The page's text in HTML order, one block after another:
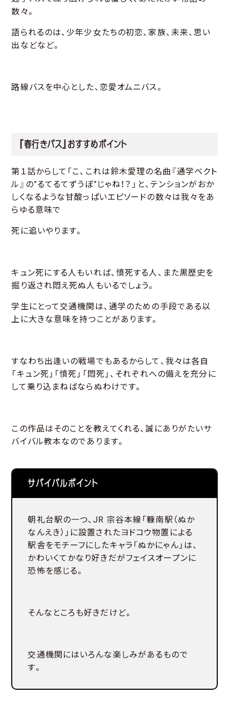
数々。
語られるのは、少年少女たちの初恋、家族、未来、思い
出などなど。
路線バスを中心とした、恋愛オムニバス。
『春行きバス』おすすめポイント
第１話からして「こ、これは鈴木愛理の名曲『通学ベクト
ル』の”るてるてずうぼ”じゃね！？」と、テンションがおか
しくなるような甘酸っぱいエピソードの数々は我々をあ
らゆる意味で
死に追いやります。
キュン死にする人もいれば、憤死する人、また黒歴史を
掘り返され悶え死ぬ人もいるでしょう。
学生にとって交通機関は、通学のための手段である以
上に大きな意味を持つことがあります。
すなわち出逢いの戦場でもあるからして、我々は各自
「キュン死」「憤死」「悶死」、それぞれへの備えを充分に
して乗り込まねばならぬわけです。
この作品はそのことを教えてくれる、誠にありがたいサ
バイバル教本なのであります。
サバイバルポイント
朝礼台駅の一つ、JR 宗谷本線「糠南駅（ぬか
なんえき）」に設置されたヨドコウ物置による
駅舎をモチーフにしたキャラ「ぬかにゃん」は、
かわいくてかなり好きだがフェイスオープンに
恐怖を感じる。
そんなところも好きだけど。
交通機関にはいろんな楽しみがあるもので
す。